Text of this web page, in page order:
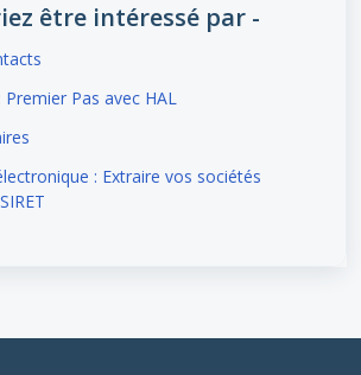
être intéressé par -
Pas avec HAL
: Extraire vos sociétés